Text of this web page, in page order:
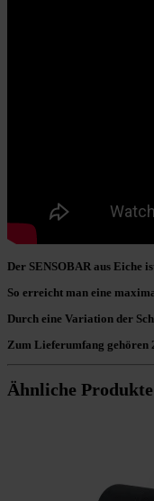
Der SENSOBAR aus Eiche
So erreicht man eine
Durch eine Variation der
Zum Lieferumfang gehören
Ähnliche Produkte